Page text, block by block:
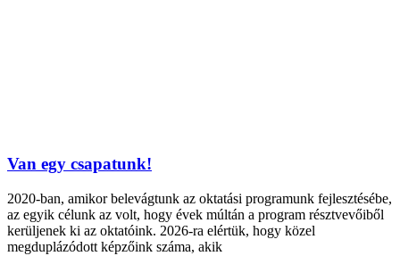
Van egy csapatunk!
2020-ban, amikor belevágtunk az oktatási programunk fejlesztésébe,
az egyik célunk az volt, hogy évek múltán a program résztvevőiből
kerüljenek ki az oktatóink. 2026-ra elértük, hogy közel
megduplázódott képzőink száma, akik